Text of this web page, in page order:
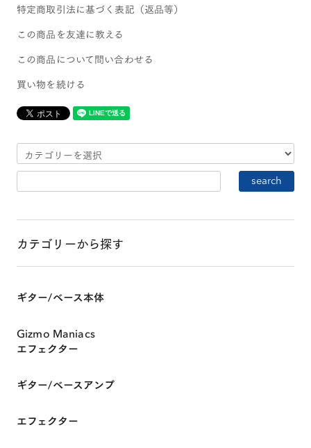
特定商取引法に基づく表記（返品等）
この商品を友達に教える
この商品について問い合わせる
買い物を続ける
カテゴリーから探す
ギター/ベース本体
Gizmo Maniacs
エフェクター
ギター/ベースアンプ
エフェクター